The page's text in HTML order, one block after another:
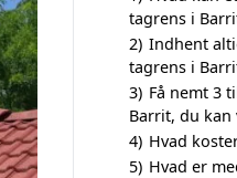
tagrens i
2) Indhent
tagrens i
3) Få nemt 3
Barrit, du
4) Hvad
5) Hvad er